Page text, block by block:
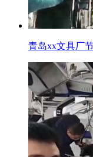
青岛xx文具厂